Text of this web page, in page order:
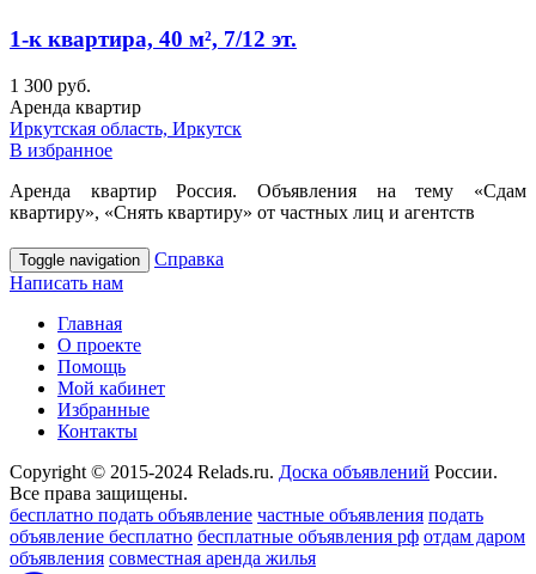
1-к квартира, 40 м², 7/12 эт.
1 300 руб.
Аренда квартир
Иркутская область, Иркутск
В избранное
Аренда квартир Россия. Объявления на тему «Сдам
квартиру», «Снять квартиру» от частных лиц и агентств
Toggle navigation
Справка
Написать нам
Главная
О проекте
Помощь
Мой кабинет
Избранные
Контакты
Copyright © 2015-2024 Relads.ru. Доска объявлений России.
Все права защищены.
бесплатно подать объявление частные объявления подать
объявление бесплатно бесплатные объявления рф отдам даром
объявления совместная аренда жилья